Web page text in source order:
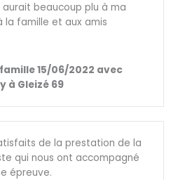
beaucoup plu à ma
la famille et aux amis
15/06/2022 avec
à Gleizé 69
de la prestation de la
qui nous ont accompagné
épreuve.